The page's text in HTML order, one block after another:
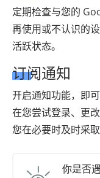
定期检查与您的
再使用或不认识的
活跃状态。
订阅通知
开启通知功能，即
在您尝试登录、更
您在必要时及时采取
你是否